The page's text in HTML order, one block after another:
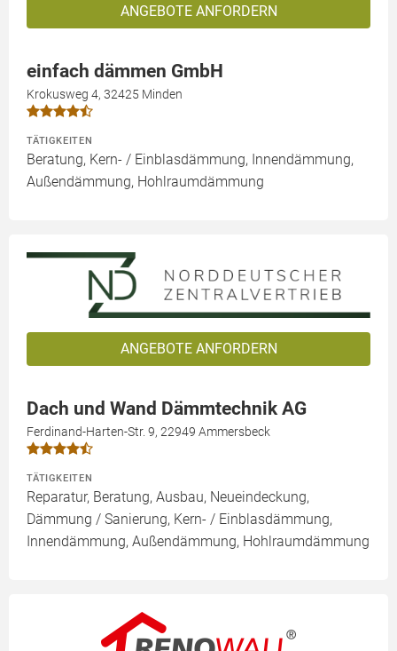
ANGEBOTE ANFORDERN
einfach dämmen GmbH
Krokusweg 4, 32425 Minden
TÄTIGKEITEN
Beratung, Kern- / Einblasdämmung, Innendämmung,
Außendämmung, Hohlraumdämmung
ANGEBOTE ANFORDERN
Dach und Wand Dämmtechnik AG
Ferdinand-Harten-Str. 9, 22949 Ammersbeck
TÄTIGKEITEN
Reparatur, Beratung, Ausbau, Neueindeckung,
Dämmung / Sanierung, Kern- / Einblasdämmung,
Innendämmung, Außendämmung, Hohlraumdämmung